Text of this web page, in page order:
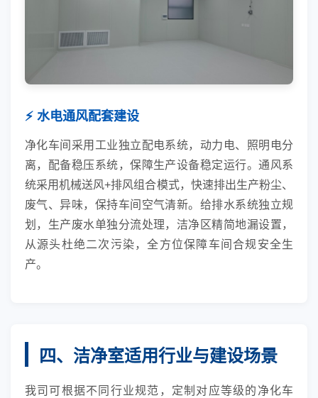
⚡ 水电通风配套建设
净化车间采用工业独立配电系统，动力电、照明电分
离，配备稳压系统，保障生产设备稳定运行。通风系
统采用机械送风+排风组合模式，快速排出生产粉尘、
废气、异味，保持车间空气清新。给排水系统独立规
划，生产废水单独分流处理，洁净区精简地漏设置，
从源头杜绝二次污染，全方位保障车间合规安全生
产。
四、洁净室适用行业与建设场景
我司可根据不同行业规范，定制对应等级的净化车